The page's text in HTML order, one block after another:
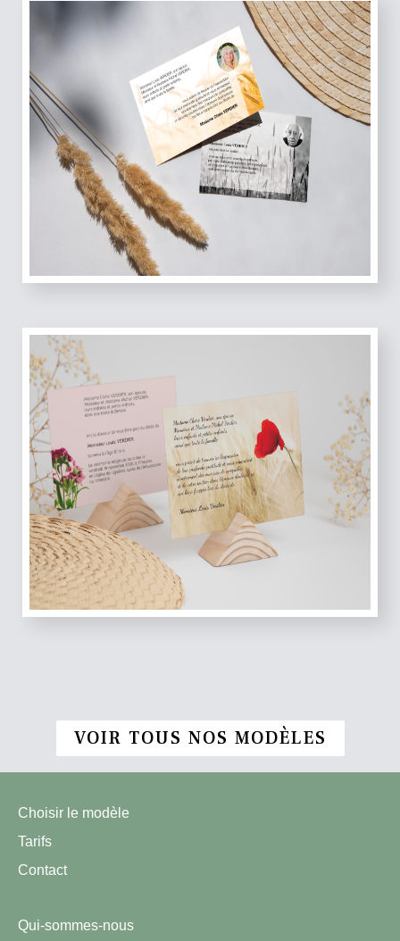
VOIR TOUS NOS MODÈLES
Choisir le modèle
Tarifs
Contact
Qui-sommes-nous